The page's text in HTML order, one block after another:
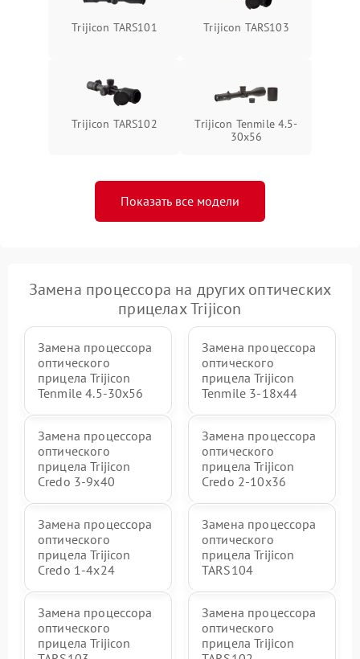
Trijicon TARS101 Trijicon TARS103
Trijicon TARS102
Trijicon Tenmile 4.5-
30x56
Показать все модели
Замена процессора на других оптических
прицелах Trijicon
Замена процессора
оптического
прицела Trijicon
Tenmile 4.5-30x56
Замена процессора
оптического
прицела Trijicon
Tenmile 3-18x44
Замена процессора
оптического
прицела Trijicon
Credo 3-9x40
Замена процессора
оптического
прицела Trijicon
Credo 2-10x36
Замена процессора
оптического
прицела Trijicon
Credo 1-4x24
Замена процессора
оптического
прицела Trijicon
TARS104
Замена процессора
оптического
прицела Trijicon
Замена процессора
оптического
прицела Trijicon